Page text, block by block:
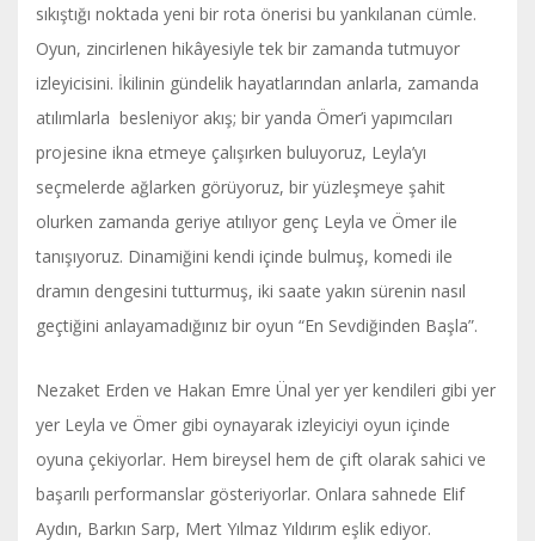
sıkıştığı noktada yeni bir rota önerisi bu yankılanan cümle.
Oyun, zincirlenen hikâyesiyle tek bir zamanda tutmuyor
izleyicisini. İkilinin gündelik hayatlarından anlarla, zamanda
atılımlarla besleniyor akış; bir yanda Ömer’i yapımcıları
projesine ikna etmeye çalışırken buluyoruz, Leyla’yı
seçmelerde ağlarken görüyoruz, bir yüzleşmeye şahit
olurken zamanda geriye atılıyor genç Leyla ve Ömer ile
tanışıyoruz. Dinamiğini kendi içinde bulmuş, komedi ile
dramın dengesini tutturmuş, iki saate yakın sürenin nasıl
geçtiğini anlayamadığınız bir oyun “En Sevdiğinden Başla”.
Nezaket Erden ve Hakan Emre Ünal yer yer kendileri gibi yer
yer Leyla ve Ömer gibi oynayarak izleyiciyi oyun içinde
oyuna çekiyorlar. Hem bireysel hem de çift olarak sahici ve
başarılı performanslar gösteriyorlar. Onlara sahnede Elif
Aydın, Barkın Sarp, Mert Yılmaz Yıldırım eşlik ediyor.